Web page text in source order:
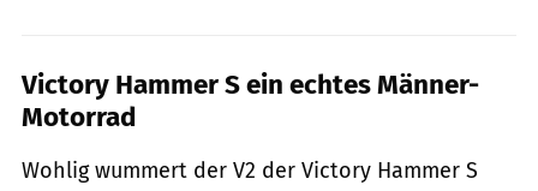
Victory Hammer S ein echtes Männer-
Motorrad
Wohlig wummert der V2 der Victory Hammer S